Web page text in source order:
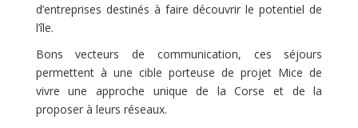
d’entreprises destinés à faire découvrir le potentiel de
l’île.
Bons vecteurs de communication, ces séjours
permettent à une cible porteuse de projet Mice de
vivre une approche unique de la Corse et de la
proposer à leurs réseaux.